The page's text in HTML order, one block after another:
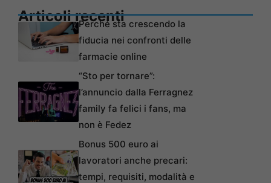
Articoli recentiPerché sta crescendo la
fiducia nei confronti delle
farmacie online
“Sto per tornare”:
l’annuncio dalla Ferragnez
family fa felici i fans, ma
non è Fedez
Bonus 500 euro ai
lavoratori anche precari:
tempi, requisiti, modalità e